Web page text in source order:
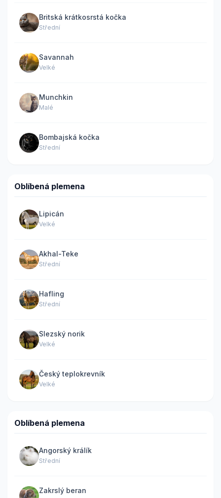
Britská krátkosrstá kočka
Střední
Savannah
Velké
Munchkin
Malé
Bombajská kočka
Střední
Oblíbená plemena
Lipicán
Velké
Akhal-Teke
Střední
Hafling
Střední
Slezský norik
Velké
Český teplokrevník
Velké
Oblíbená plemena
Angorský králík
Střední
Zakrslý beran